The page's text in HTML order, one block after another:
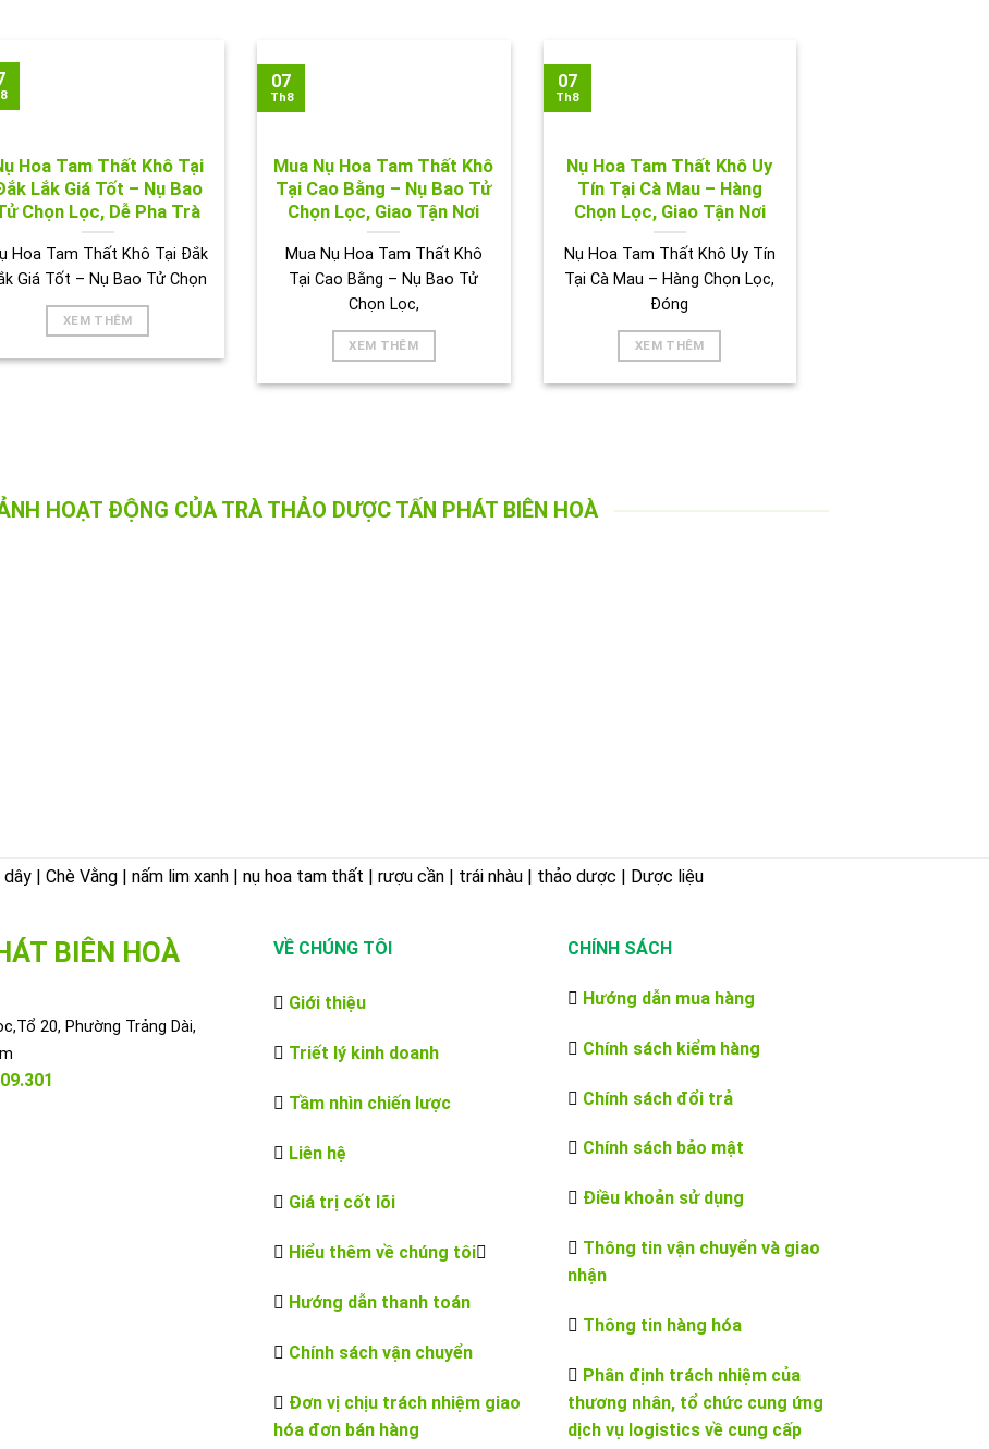
Hoa Tam Thất Khô Tại
Lắk Giá Tốt – Nụ Bao
Chọn Lọc, Dễ Pha Trà
Hoa Tam Thất Khô Tại Đắk
Giá Tốt – Nụ Bao Tử Chọn
XEM THÊM
Mua Nụ Hoa Tam Thất Khô
Tại Cao Bằng – Nụ Bao Tử
Chọn Lọc, Giao Tận Nơi
Mua Nụ Hoa Tam Thất Khô
Tại Cao Bằng – Nụ Bao Tử
Chọn Lọc,
XEM THÊM
07
Th8
Nụ Hoa Tam Thất Khô Uy
Tín Tại Cà Mau – Hàng
Chọn Lọc, Giao Tận Nơi
Nụ Hoa Tam Thất Khô Uy Tín
Tại Cà Mau – Hàng Chọn Lọc,
Đóng
XEM THÊM
07
Th8
HOẠT ĐỘNG CỦA TRÀ THẢO DƯỢC TẤN PHÁT BIÊN HOÀ
| Chè Vằng | nấm lim xanh | nụ hoa tam thất | rượu cần | trái nhàu | thảo dược | Dược liệu
BIÊN HOÀ
20, Phường Trảng Dài,
VỀ CHÚNG TÔI
Giới thiệu
Triết lý kinh doanh
Tầm nhìn chiến lược
Liên hệ
Giá trị cốt lõi
Hiểu thêm về chúng tôi
Hướng dẫn thanh toán
Chính sách vận chuyển
Đơn vị chịu trách nhiệm giao
hóa đơn bán hàng
CHÍNH SÁCH
Hướng dẫn mua hàng
Chính sách kiểm hàng
Chính sách đổi trả
Chính sách bảo mật
Điều khoản sử dụng
Thông tin vận chuyển và giao
nhận
Thông tin hàng hóa
Phân định trách nhiệm của
thương nhân, tổ chức cung ứng
dịch vụ logistics về cung cấp